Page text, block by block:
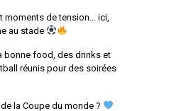
moments de tension… ici,
au stade
bonne food, des drinks et
réunis pour des soirées
la Coupe du monde ?